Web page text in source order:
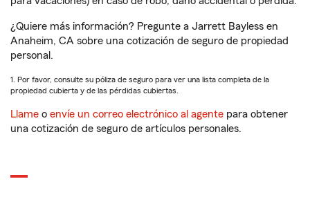
¿Quiere más información? Pregunte a Jarrett Bayless en
Anaheim, CA sobre una cotización de seguro de propiedad
personal.
1. Por favor, consulte su póliza de seguro para ver una lista completa de la
propiedad cubierta y de las pérdidas cubiertas.
Llame o envíe un correo electrónico al agente para obtener
una cotización de seguro de artículos personales.